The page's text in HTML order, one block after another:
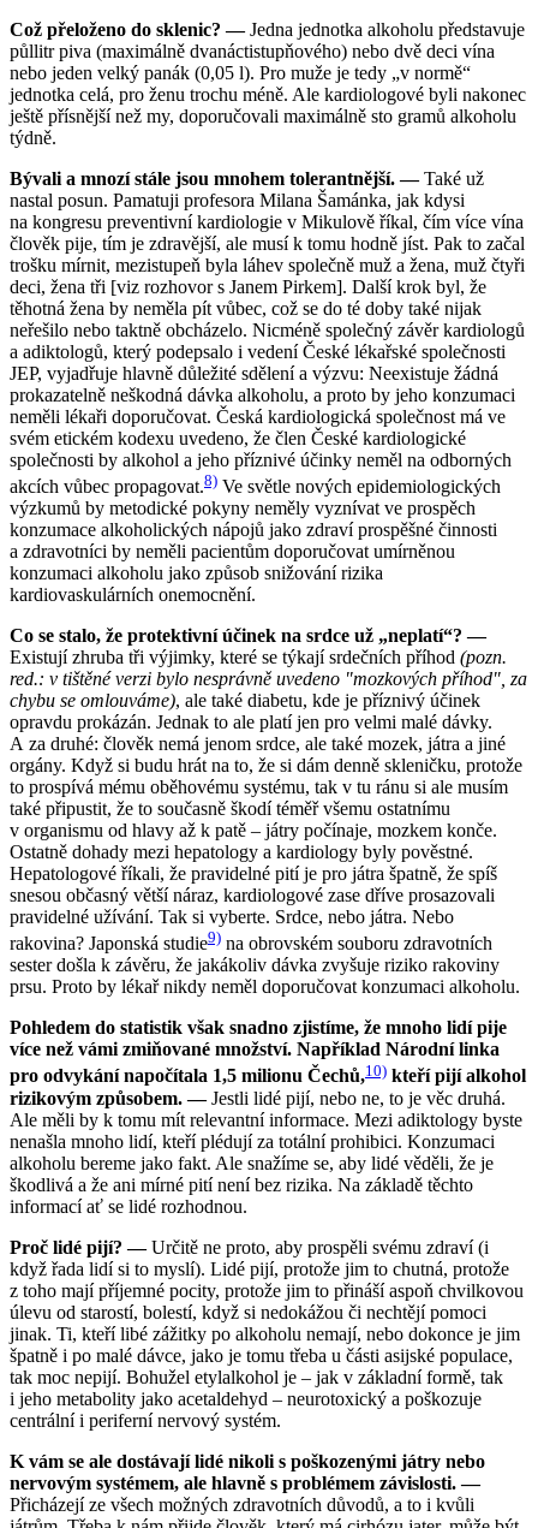
Což přeloženo do sklenic? —Jedna jednotka alkoholu představuje
půllitr piva (maximálně dvanáctistupňového) nebo dvě deci vína
nebo jeden velký panák (0,05 l). Pro muže je tedy „v normě“
jednotka celá, pro ženu trochu méně. Ale kardiologové byli nakonec
ještě přísnější než my, doporučovali maximálně sto gramů alkoholu
týdně.
Bývali a mnozí stále jsou mnohem tolerantnější. —Také už
nastal posun. Pamatuji profesora Milana Šamánka, jak kdysi
na kongresu preventivní kardiologie v Mikulově říkal, čím více vína
člověk pije, tím je zdravější, ale musí k tomu hodně jíst. Pak to začal
trošku mírnit, mezistupeň byla láhev společně muž a žena, muž čtyři
deci, žena tři [viz rozhovor s Janem Pirkem]. Další krok byl, že
těhotná žena by neměla pít vůbec, což se do té doby také nijak
neřešilo nebo taktně obcházelo. Nicméně společný závěr kardiologů
a adiktologů, který podepsalo i vedení České lékařské společnosti
JEP, vyjadřuje hlavně důležité sdělení a výzvu: Neexistuje žádná
prokazatelně neškodná dávka alkoholu, a proto by jeho konzumaci
neměli lékaři doporučovat. Česká kardiologická společnost má ve
svém etickém kodexu uvedeno, že člen České kardiologické
společnosti by alkohol a jeho příznivé účinky neměl na odborných
akcích vůbec propagovat.8) Ve světle nových epidemiologických
výzkumů by metodické pokyny neměly vyznívat ve prospěch
konzumace alkoholických nápojů jako zdraví prospěšné činnosti
a zdravotníci by neměli pacientům doporučovat umírněnou
konzumaci alkoholu jako způsob snižování rizika
kardiovaskulárních onemocnění.
Co se stalo, že protektivní účinek na srdce už „neplatí“? —
Existují zhruba tři výjimky, které se týkají srdečních příhod (pozn.
red.: v tištěné verzi bylo nesprávně uvedeno "mozkových příhod", za
chybu se omlouváme), ale také diabetu, kde je příznivý účinek
opravdu prokázán. Jednak to ale platí jen pro velmi malé dávky.
A za druhé: člověk nemá jenom srdce, ale také mozek, játra a jiné
orgány. Když si budu hrát na to, že si dám denně skleničku, protože
to prospívá mému oběhovému systému, tak v tu ránu si ale musím
také připustit, že to současně škodí téměř všemu ostatnímu
v organismu od hlavy až k patě – játry počínaje, mozkem konče.
Ostatně dohady mezi hepatology a kardiology byly pověstné.
Hepatologové říkali, že pravidelné pití je pro játra špatně, že spíš
snesou občasný větší náraz, kardiologové zase dříve prosazovali
pravidelné užívání. Tak si vyberte. Srdce, nebo játra. Nebo
rakovina? Japonská studie9) na obrovském souboru zdravotních
sester došla k závěru, že jakákoliv dávka zvyšuje riziko rakoviny
prsu. Proto by lékař nikdy neměl doporučovat konzumaci alkoholu.
Pohledem do statistik však snadno zjistíme, že mnoho lidí pije
více než vámi zmiňované množství. Například Národní linka
pro odvykání napočítala 1,5 milionu Čechů,10) kteří pijí alkohol
rizikovým způsobem. —Jestli lidé pijí, nebo ne, to je věc druhá.
Ale měli by k tomu mít relevantní informace. Mezi adiktology byste
nenašla mnoho lidí, kteří plédují za totální prohibici. Konzumaci
alkoholu bereme jako fakt. Ale snažíme se, aby lidé věděli, že je
škodlivá a že ani mírné pití není bez rizika. Na základě těchto
informací ať se lidé rozhodnou.
Proč lidé pijí? —Určitě ne proto, aby prospěli svému zdraví (i
když řada lidí si to myslí). Lidé pijí, protože jim to chutná, protože
z toho mají příjemné pocity, protože jim to přináší aspoň chvilkovou
úlevu od starostí, bolestí, když si nedokážou či nechtějí pomoci
jinak. Ti, kteří libé zážitky po alkoholu nemají, nebo dokonce je jim
špatně i po malé dávce, jako je tomu třeba u části asijské populace,
tak moc nepijí. Bohužel etylalkohol je – jak v základní formě, tak
i jeho metabolity jako acetaldehyd – neurotoxický a poškozuje
centrální i periferní nervový systém.
K vám se ale dostávají lidé nikoli s poškozenými játry nebo
nervovým systémem, ale hlavně s problémem závislosti. —
Přicházejí ze všech možných zdravotních důvodů, a to i kvůli